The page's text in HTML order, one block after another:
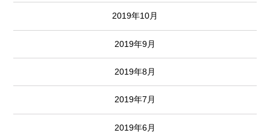
2019年10月
2019年9月
2019年8月
2019年7月
2019年6月